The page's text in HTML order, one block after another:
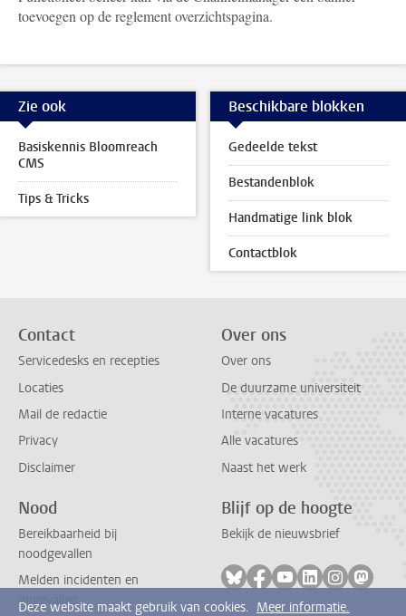
toevoegen op de reglement overzichtspagina.
Zie ook
Basiskennis Bloomreach
CMS
Tips & Tricks
Beschikbare blokken
Gedeelde tekst
Bestandenblok
Handmatige link blok
Contactblok
Contact
Servicedesks en recepties
Locaties
Mail de redactie
Privacy
Disclaimer
Over ons
Over ons
De duurzame universiteit
Interne vacatures
Alle vacatures
Naast het werk
Nood
Bereikbaarheid bij
noodgevallen
Melden incidenten en
ongevallen
Blijf op de hoogte
Bekijk de nieuwsbrief
Volg ons op bluesky
Volg ons op facebook
Volg ons op
Volg ons op
Volg ons
Volg
Deze website maakt gebruik van cookies. Meer informatie.